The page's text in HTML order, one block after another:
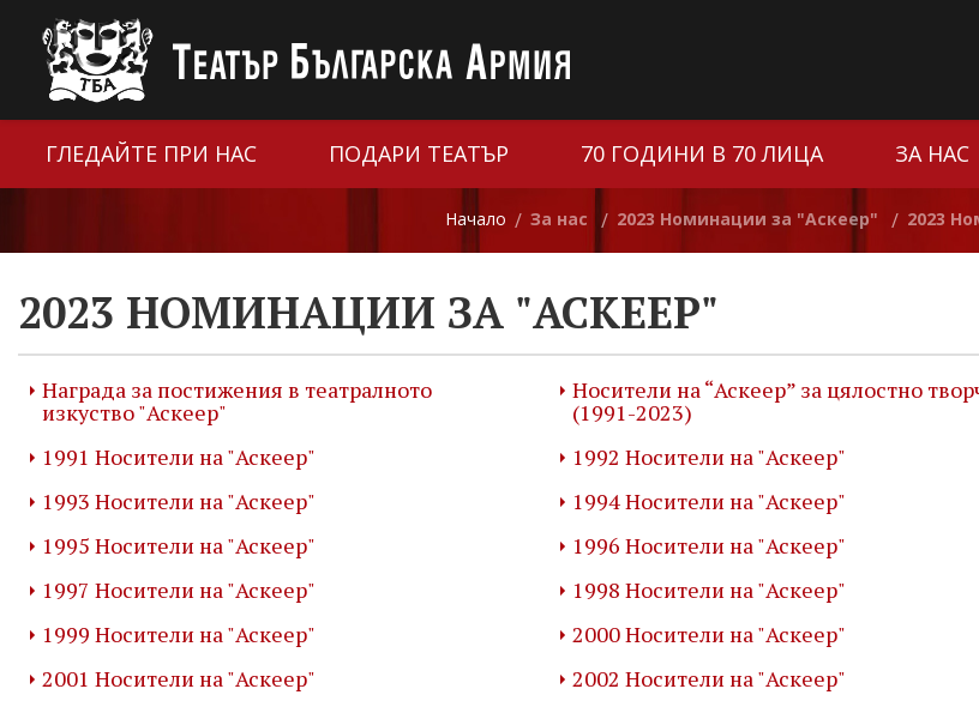
ГЛЕДАЙТЕ ПРИ НАС ПОДАРИ ТЕАТЪР 70 ГОДИНИ В 70 ЛИЦА ЗА НАС
Начало / За нас / 2023 Номинации за "Аскеер" / 2023
2023 НОМИНАЦИИ ЗА "АСКЕЕР"
Награда за постижения в театралното
изкуство "Аскеер"
Носители на “Аскеер” за цялостно
(1991-2023)
1991 Носители на "Аскеер"
1992 Носители на "Аскеер"
1993 Носители на "Аскеер"
1994 Носители на "Аскеер"
1995 Носители на "Аскеер"
1996 Носители на "Аскеер"
1997 Носители на "Аскеер"
1998 Носители на "Аскеер"
1999 Носители на "Аскеер"
2000 Носители на "Аскеер"
2001 Носители на "Аскеер"
2002 Носители на "Аскеер"